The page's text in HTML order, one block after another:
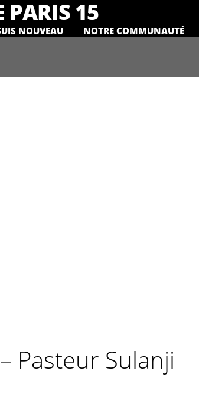
PARIS 15
NOUVEAU NOTRE COMMUNAUTÉ
Pasteur Sulanji